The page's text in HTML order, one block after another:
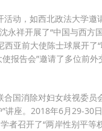
动，如西北政法大学邀
永祥开展了“中国与西方
西亚前大使陈士球展开
报告会”邀请了多位前
国消除对妇女歧视委员
讲座。2018年6月29-30
者召开了“两岸性别平等